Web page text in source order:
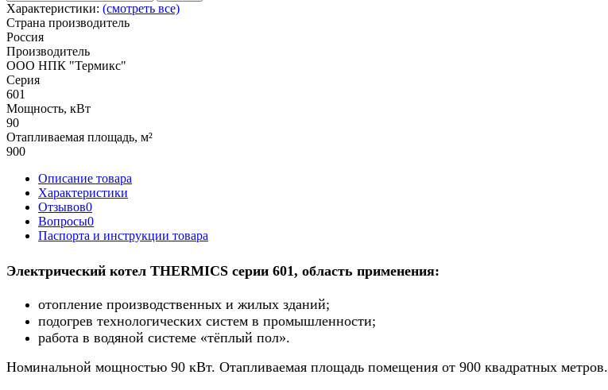
Характеристики: (смотреть все)
Страна производитель
Россия
Производитель
ООО НПК "Термикс"
Серия
601
Мощность, кВт
90
Отапливаемая площадь, м²
900
Описание товара
Характеристики
Отзывов0
Вопросы0
Паспорта и инструкции товара
Электрический котел THERMICS серии 601, область применения:
отопление производственных и жилых зданий;
подогрев технологических систем в промышленности;
работа в водяной системе «тёплый пол».
Номинальной мощностью 90 кВт. Отапливаемая площадь помещения от 900 квадратных метров.